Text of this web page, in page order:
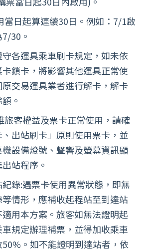
當日起算連續30日。例如：7/1啟
30。
各運具乘車刷卡規定，如未依
鎖卡，將影響其他運具正常使
交易運具業者進行解卡，解卡
。
旅客權益及票卡正常使用，請確
出站刷卡」原則使用票卡，並
設備燈號、聲響及螢幕資訊顯
站程序。
錄:遇票卡使用異常狀態，即無
情形，應補收起程站至到達站
用本方案。旅客如無法證明起
規定辦理補票，並得加收乘車
。如不能證明到達站者，依